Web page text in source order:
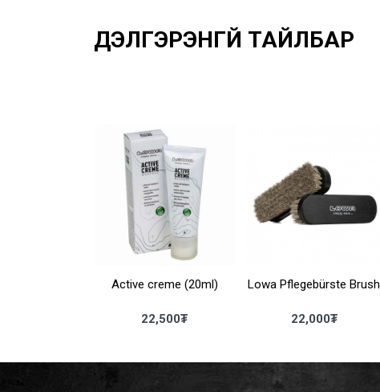
Active creme (20ml)
22,500₮
Lowa Pflegebürste Brush
22,000₮